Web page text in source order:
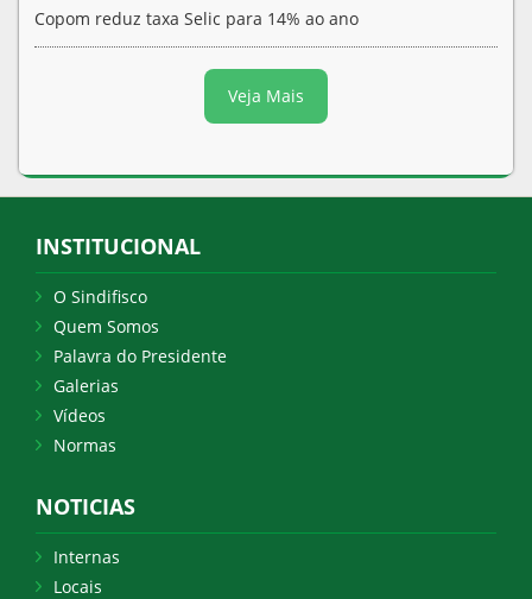
Copom reduz taxa Selic para 14% ao ano
Veja Mais
INSTITUCIONAL
O Sindifisco
Quem Somos
Palavra do Presidente
Galerias
Vídeos
Normas
NOTICIAS
Internas
Locais